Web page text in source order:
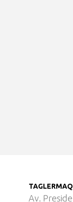
TAGLERMAQ
Av.